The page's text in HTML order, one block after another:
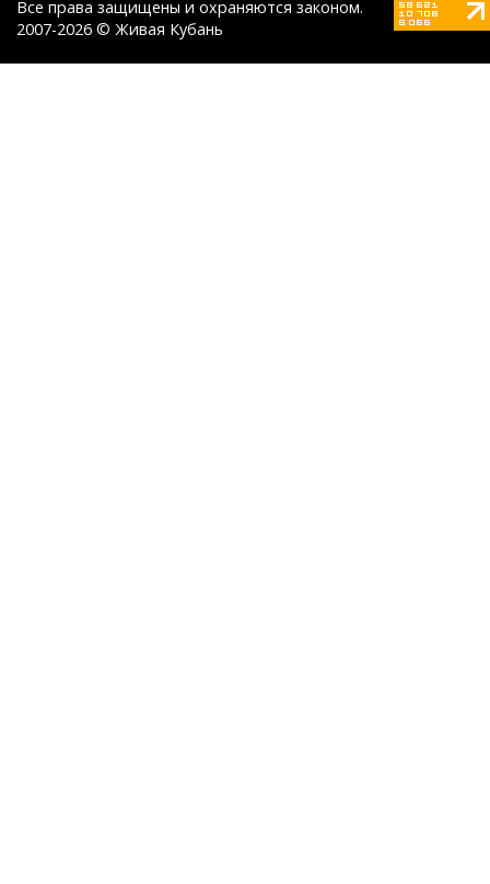
Все права защищены и охраняются законом.
2007-2026 © Живая Кубань